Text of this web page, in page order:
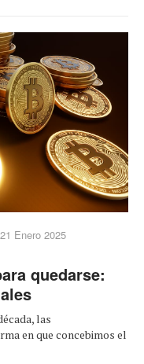
Enero 2025
quedarse:
las
en que concebimos el